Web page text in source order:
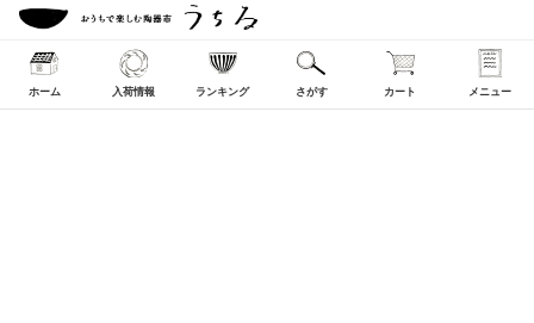
ホーム 入荷情報 ランキング さがす カート メニュー